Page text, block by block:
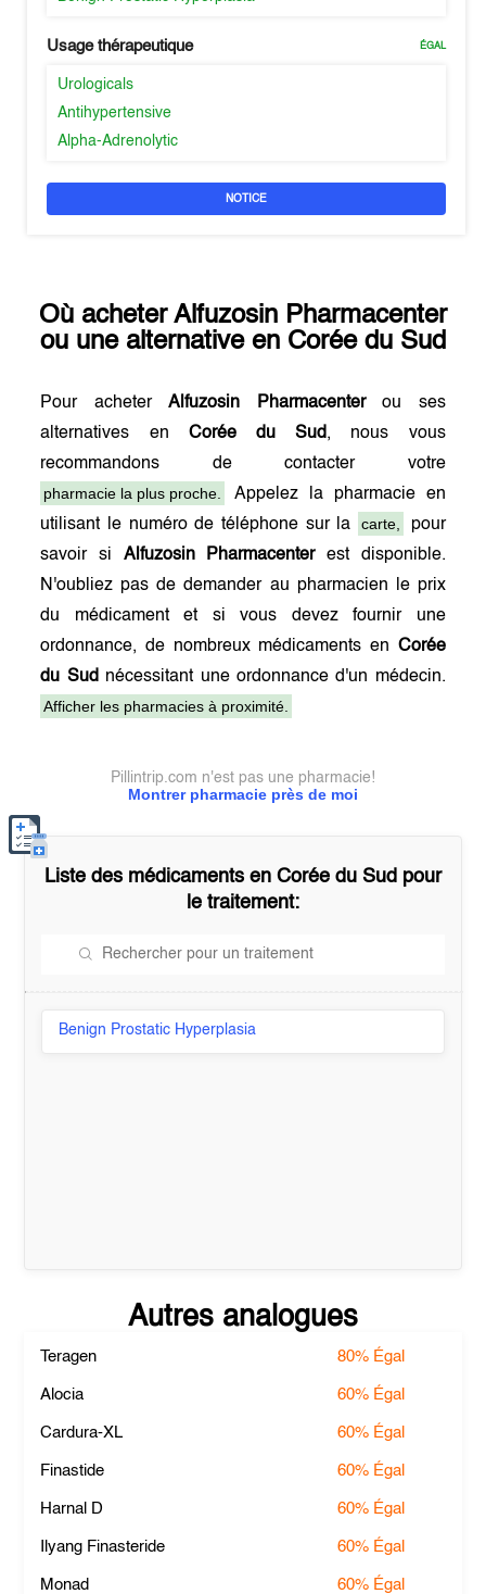
Usage thérapeutique ÉGAL
Urologicals
Antihypertensive
Alpha-Adrenolytic
NOTICE
Où acheter Alfuzosin Pharmacenter
ou une alternative en Corée du Sud
Pour acheterAlfuzosin Pharmacenterou ses
alternatives en Corée du Sud, nous vous
recommandons de contacter votre
pharmacie la plus proche.
Appelez la pharmacie en
utilisant le numéro de téléphone sur la
carte,
pour
savoir si Alfuzosin Pharmacenterest disponible.
N'oubliez pas de demander au pharmacien le prix
du médicament et si vous devez fournir une
ordonnance, de nombreux médicaments en Corée
du Sud nécessitant une ordonnance d'un médecin.
Afficher les pharmacies à proximité.
Montrer pharmacie près de moi
Pillintrip.com n'est pas une pharmacie!
Liste des médicaments en Corée du Sud pour
le traitement:
Benign Prostatic Hyperplasia
Autres analogues
Teragen 80% Égal
Alocia 60% Égal
Cardura-XL 60% Égal
Finastide 60% Égal
Harnal D 60% Égal
Ilyang Finasteride 60% Égal
Monad 60% Égal